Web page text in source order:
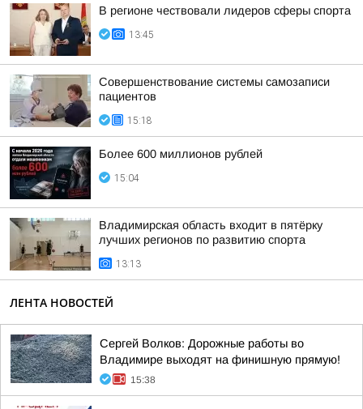
В регионе чествовали лидеров сферы спорта
13:45
Совершенствование системы самозаписи
пациентов
15:18
Более 600 миллионов рублей
15:04
Владимирская область входит в пятёрку
лучших регионов по развитию спорта
13:13
ЛЕНТА НОВОСТЕЙ
Сергей Волков: Дорожные работы во
Владимире выходят на финишную прямую!
15:38